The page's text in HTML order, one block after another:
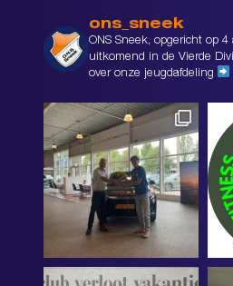
ons_sneek
ONS Sneek, opgericht op
uitkomend in de Vierde
over onze jeugdafdeling